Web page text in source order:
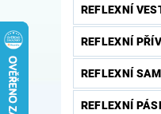
ZPĚTNÝ
REFLEXNÍ
REFLEXNÍ
REFLEXNÍ
REFLEXNÍ